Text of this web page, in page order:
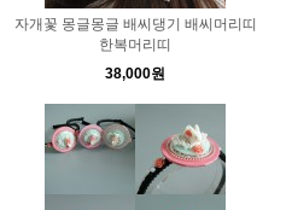
자개꽃 몽글몽글 배씨댕기 배씨머리띠
한복머리띠
38,000원